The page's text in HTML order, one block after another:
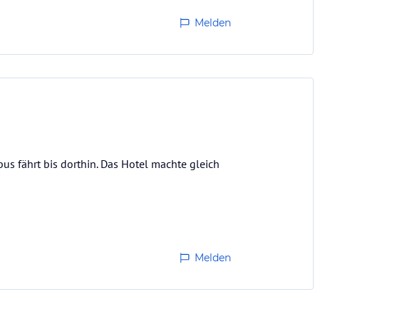
Melden
fährt bis dorthin. Das Hotel machte gleich
Melden